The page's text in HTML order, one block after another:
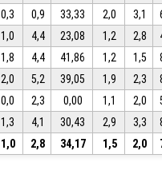
0,3 0,9 33,33 2,0 3,1
1,0 4,4 23,08 1,2 2,8
1,8 4,4 41,86 1,2 1,5
2,0 5,2 39,05 1,9 2,3
0,0 2,3 0,00 1,1 2,0
1,3 4,1 30,43 2,9 3,3
1,0 2,8 34,17 1,5 2,0